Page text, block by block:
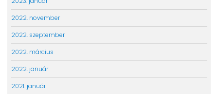
2022. november
2022. szeptember
2022. március
2022. január
2021. január